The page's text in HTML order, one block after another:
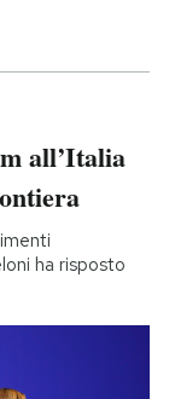
all’Italia
ha risposto